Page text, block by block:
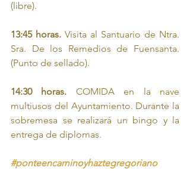
(libre).
13:45 horas. Visita al Santuario de Ntra.
Sra. De los Remedios de Fuensanta.
(Punto de sellado).
14:30 horas. COMIDA en la nave
multiusos del Ayuntamiento. Durante la
sobremesa se realizará un bingo y la
entrega de diplomas.
#ponteencaminoyhaztegregoriano